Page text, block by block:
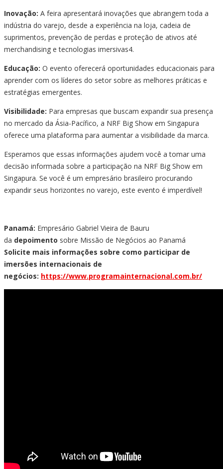
Inovação: A feira apresentará inovações que abrangem toda a
indústria do varejo, desde a experiência na loja, cadeia de
suprimentos, prevenção de perdas e proteção de ativos até
merchandising e tecnologias imersivas4.
Educação: O evento oferecerá oportunidades educacionais para
aprender com os líderes do setor sobre as melhores práticas e
estratégias emergentes.
Visibilidade: Para empresas que buscam expandir sua presença
no mercado da Ásia-Pacífico, a NRF Big Show em Singapura
oferece uma plataforma para aumentar a visibilidade da marca.
Esperamos que essas informações ajudem você a tomar uma
decisão informada sobre a participação na NRF Big Show em
Singapura. Se você é um empresário brasileiro procurando
expandir seus horizontes no varejo, este evento é imperdível!
Panamá: Empresário Gabriel Vieira de Bauru
da depoimento sobre Missão de Negócios ao Panamá
Solicite mais informações sobre como participar de
imersões internacionais de
negócios: https://www.programainternacional.com.br/